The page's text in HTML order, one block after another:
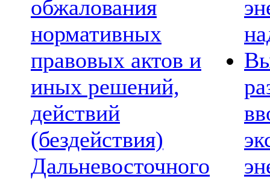
обжалования
нормативных
правовых актов и
иных решений,
действий
(бездействия)
Дальневосточного